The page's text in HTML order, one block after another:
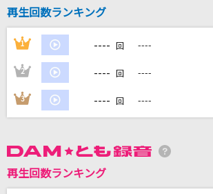
[生音]Tell Me Goodbye (LOVE &
R 2011)
BIGBANG
再生回数ランキング
1 ---- 回 ----
2 ---- 回 ----
3 ---- 回 ----
再生回数ランキング